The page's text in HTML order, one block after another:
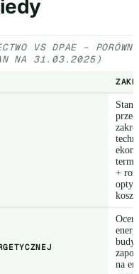
VS DPAE –
NA 31.03.2025)
Stan
+
na